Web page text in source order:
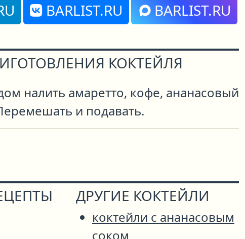
BARLIST.RU BARLIST.RU
КОКТЕЙЛЯ
налить амаретто, кофе, ананасовый
и подавать.
ДРУГИЕ КОКТЕЙЛИ
коктейли с ананасовым
соком